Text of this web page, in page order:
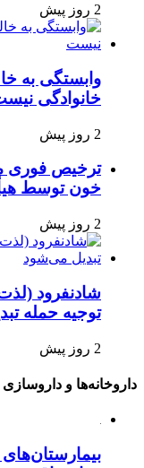
2 روز پیش
وابستگی به
خانوادگی
2 روز پیش
ترخیص فوری
خون توسط
2 روز پیش
شادنفرود (لذت
توجیه حمله
2 روز پیش
داروخانه‌ها و داروسازی